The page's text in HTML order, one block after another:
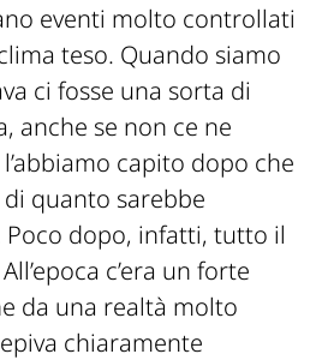
eventi molto controllati
teso. Quando siamo
ci fosse una sorta di
anche se non ce ne
capito dopo che
quanto sarebbe
Poco dopo, infatti, tutto il
c’era un forte
da una realtà molto
chiaramente